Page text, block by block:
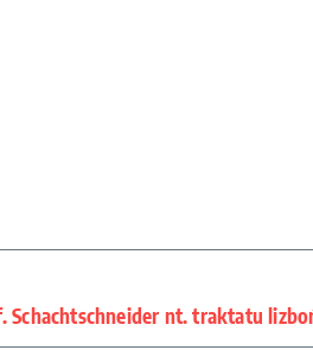
Schachtschneider nt. traktatu